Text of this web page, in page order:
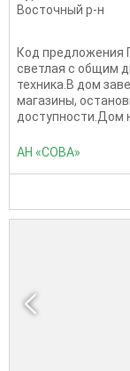
Восточный р-н
Код предложения
светлая с общим
техника.В дом
магазины,
доступности.Дом
АН «СОВА»